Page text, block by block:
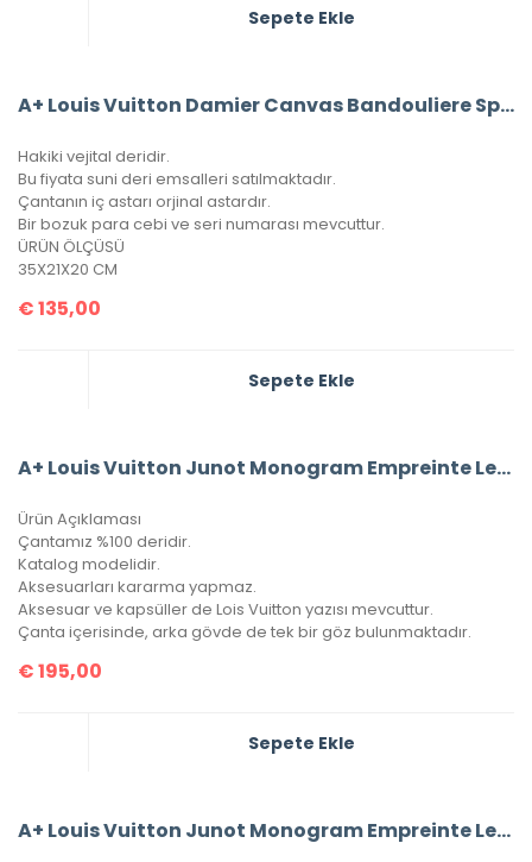
Sepete Ekle
A+ Louis Vuitton Damier Canvas Bandouliere Speedy 35’Lik Vejital Deri
Hakiki vejital deridir.
Bu fiyata suni deri emsalleri satılmaktadır.
Çantanın iç astarı orjinal astardır.
Bir bozuk para cebi ve seri numarası mevcuttur.
ÜRÜN ÖLÇÜSÜ
35X21X20 CM
€135,00
Sepete Ekle
A+ Louis Vuitton Junot Monogram Empreinte Leather
Ürün Açıklaması
Çantamız %100 deridir.
Katalog modelidir.
Aksesuarları kararma yapmaz.
Aksesuar ve kapsüller de Lois Vuitton yazısı mevcuttur.
Çanta içerisinde, arka gövde de tek bir göz bulunmaktadır.
€195,00
Sepete Ekle
A+ Louis Vuitton Junot Monogram Empreinte Leather